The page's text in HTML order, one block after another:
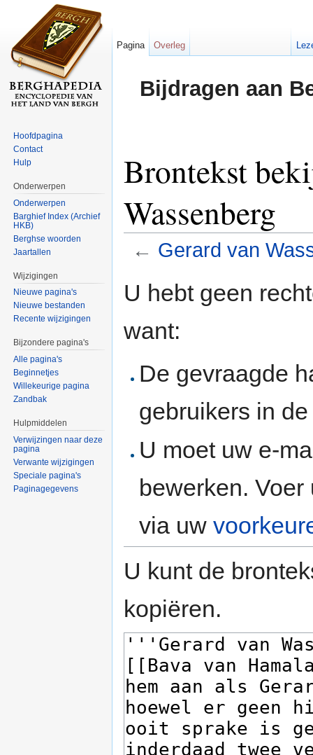
Bijdragen aan
Brontekst
Wassenberg
← Gerard van
U hebt geen
want:
De gevraagde
gebruikers in
U moet uw e-
bewerken.
via uw
U kunt de
kopiëren.
Pagina Overleg
Hoofdpagina
Contact
Hulp
Onderwerpen
Onderwerpen
Barghief Index (Archief
HKB)
Berghse woorden
Jaartallen
Wijzigingen
Nieuwe pagina's
Nieuwe bestanden
Recente wijzigingen
Bijzondere pagina's
Alle pagina's
Beginnetjes
Willekeurige pagina
Zandbak
Hulpmiddelen
Verwijzingen naar deze
pagina
Verwante wijzigingen
Speciale pagina's
Paginagegevens